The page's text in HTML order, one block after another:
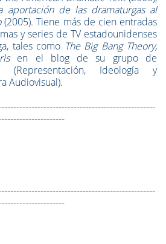
aportación de las dramaturgas al
(2005). Tiene más de cien entradas
y series de TV estadounidenses
tales como The Big Bang Theory,
en el blog de su grupo de
(Representación, Ideología y
Audiovisual).